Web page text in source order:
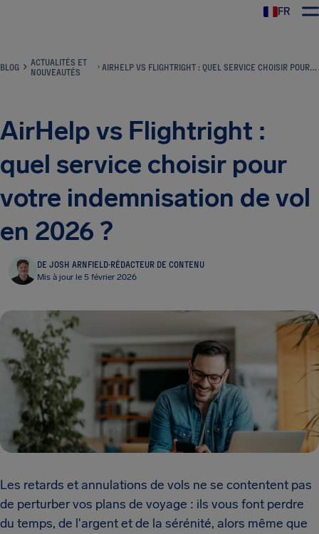
FR
BLOG
ACTUALITÉS ET
NOUVEAUTÉS
AIRHELP VS FLIGHTRIGHT : QUEL SERVICE CHOISIR POUR VOTRE INDEMNISATION DE VOL EN 2026 ?
AirHelp vs Flightright :
quel service choisir pour
votre indemnisation de vol
en 2026 ?
DE JOSH ARNFIELD·RÉDACTEUR DE CONTENU
Mis à jour le 5 février 2026
Les retards et annulations de vols ne se contentent pas
de perturber vos plans de voyage : ils vous font perdre
du temps, de l'argent et de la sérénité, alors même que